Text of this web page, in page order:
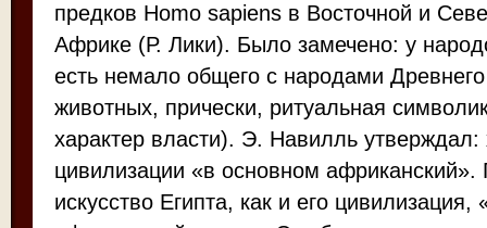
предков Homo sapiens в Восточной и
Африке (Р. Лики). Было замечено: у
есть немало общего с народами Древнего
животных, прически, ритуальная
характер власти). Э. Навилль утверждал:
цивилизации «в основном африканский».
искусство Египта, как и его цивилизация,